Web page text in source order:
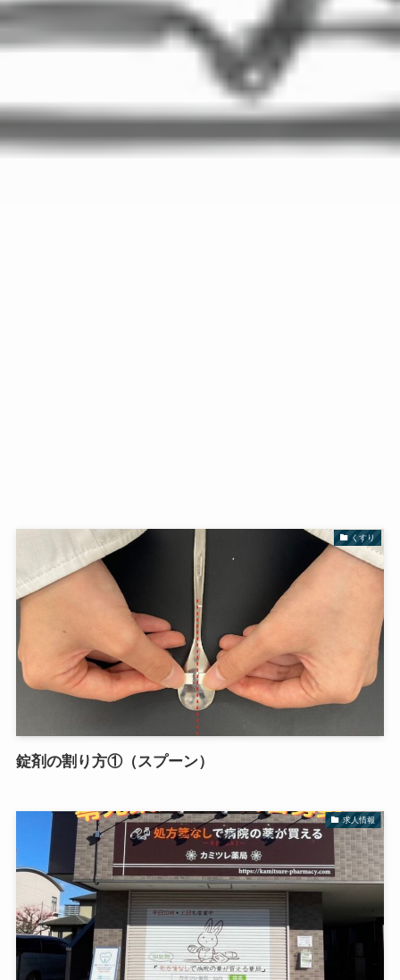
くすり
錠剤の割り方①（スプーン）
求人情報